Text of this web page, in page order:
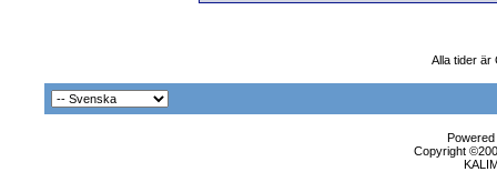
Alla tider är
Copyright